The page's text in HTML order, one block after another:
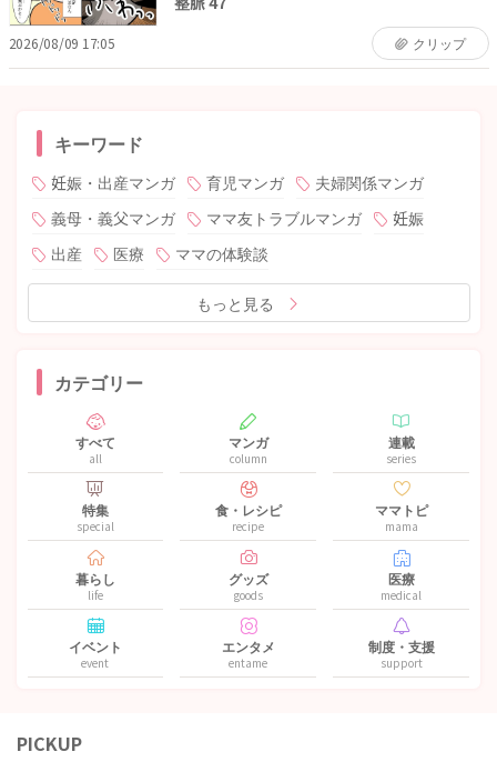
2026/08/09 17:05 クリップ
キーワード
妊娠・出産マンガ 育児マンガ
夫婦関係マンガ
義母・義父マンガ
ママ友トラブルマンガ
妊娠
出産
医療 ママの体験談
もっと見る
カテゴリー
すべて
all
マンガ
column
連載
series
特集
special
食・レシピ
recipe
ママトピ
mama
暮らし
life
グッズ
goods
医療
medical
イベント
event
エンタメ
entame
制度・支援
support
PICKUP